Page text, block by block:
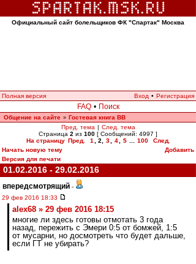
Официальный сайт болельщиков ФК "Спартак" Москва
Полная версия Вход • Регистрация
FAQ • Поиск
Общение на сайте » Гостевая книга ВВ
Пред. тема | След. тема
Страница 2 из 100 [ Сообщений: 4997 ]
На страницу Пред. 1 2 3 4 5 100
След.
Начать новую тему
Добавить
Версия для печати
01.02.2016 - 29.02.2016
впередсмотрящий -
29 фев 2016 18:33
alex68 » 29 фев 2016 18:15
многие ли здесь готовы отмотать 3 года
назад, пережить с Эмери 0:5 от бомжей, 1:5
от мусарни, но досмотреть что будет дальше,
если ГТ не убирать?